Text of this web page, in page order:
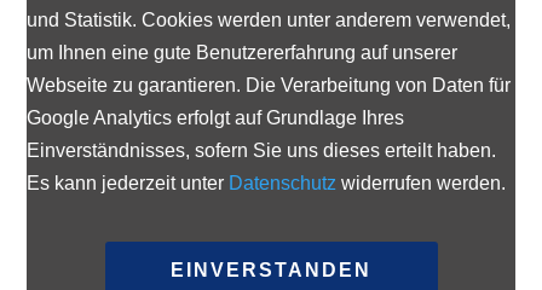
und Statistik. Cookies werden unter anderem verwendet,
um Ihnen eine gute Benutzererfahrung auf unserer
Webseite zu garantieren. Die Verarbeitung von Daten für
Google Analytics erfolgt auf Grundlage Ihres
Einverständnisses, sofern Sie uns dieses erteilt haben.
Es kann jederzeit unter Datenschutz widerrufen werden.
EINVERSTANDEN